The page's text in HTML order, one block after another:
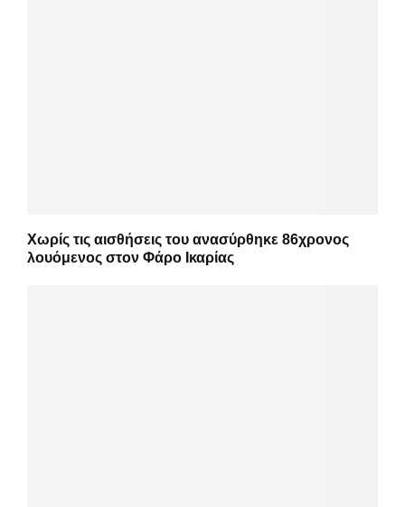
Χωρίς τις αισθήσεις του ανασύρθηκε 86χρονος
λουόμενος στον Φάρο Ικαρίας